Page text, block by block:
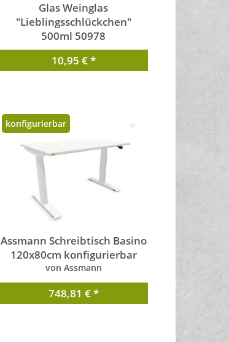
Glas Weinglas
"Lieblingsschlückchen"
500ml 50978
von GILDE
10,95 € *
Assmann Schreibtisch Basino
120x80cm konfigurierbar
von Assmann
konfigurierbar
748,81 € *